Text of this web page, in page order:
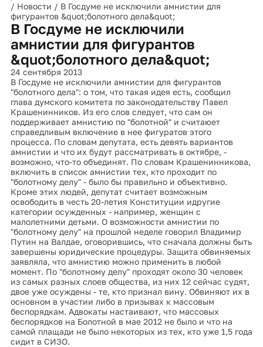
/ Новости / В Госдуме не исключили амнистии для
фигурантов &quot;болотного дела&quot;
В Госдуме не исключили
амнистии для фигурантов
&quot;болотного дела&quot;
24 сентября 2013
В Госдуме не исключили амнистии для фигурантов
"болотного дела": о том, что такая идея есть, сообщил
глава думского комитета по законодательству Павел
Крашенинников. Из его слов следует, что сам он
поддерживает амнистию по "болотной" и считаюет
справедливым включение в нее фигуратов этого
процесса. По словам депутата, есть девять вариантов
амнистии и что их будут рассматривать в октябре, -
возможно, что-то объединят. По словам Крашенинникова,
включить в список амнистии тех, кто проходит по
"болотному делу" - было бы правильно и объективно.
Кроме этих людей, депутат считает возможным
освободить в честь 20-летия Конституции идругие
категории осужденных - например, женщин с
малолетними детьми. О возможности амнистии по
"болотному делу" на прошлой неделе говорил Владимир
Путин на Валдае, оговорившись, что сначала должны быть
завершены юридические процедуры. Защита обвиняемых
заявляла, что амнистию можно применить в любой
момент. По "болотному делу" проходят около 30 человек
из самых разных слоев общества, из них 12 сейчас судят,
двое уже осуждены - те, кто признал вину. Обвиняют их в
основном в участии либо в призывах к массовым
беспорядкам. Адвокаты настаивают, что массовых
беспорядков на Болотной в мае 2012 не было и что на
самой плащади не было некоторых из тех, кто уже 1,5 года
сидит в СИЗО.